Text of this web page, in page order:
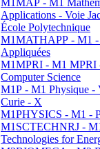
M1MAP - M1
Applications - Voie
École Polytechnique
M1MATHAPP - M1 -
Appliquées
M1MPRI - M1 MPRI
Computer Science
M1P - M1 Physique -
Curie - X
M1PHYSICS - M1 -
M1SCTECHNRJ -
Technologies for